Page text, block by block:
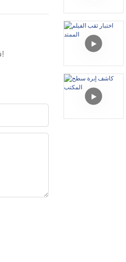
فقط اترك بريدك الإلكتروني أو رقم هاتفك في نموذج الاتصال حتى نتمكن من إرسال عرض أسعار مجاني لنا لمجموعة واسعة من التصاميم!